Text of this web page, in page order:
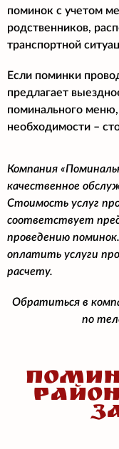
поминок с учетом
родственников,
транспортной
Если поминки
предлагает
поминального
необходимости –
Компания
качественное
Стоимость услуг
соответствует
проведению
оплатить услуги
расчету.
Обратиться в
по